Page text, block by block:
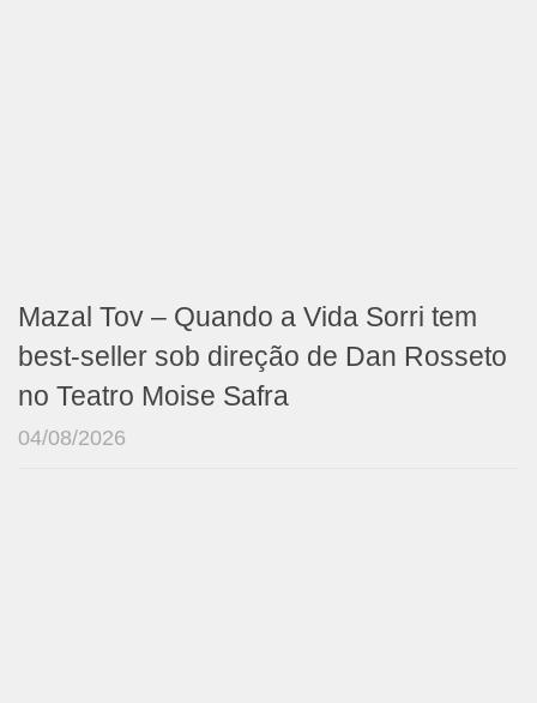
Mazal Tov – Quando a Vida Sorri tem
best-seller sob direção de Dan Rosseto
no Teatro Moise Safra
04/08/2026